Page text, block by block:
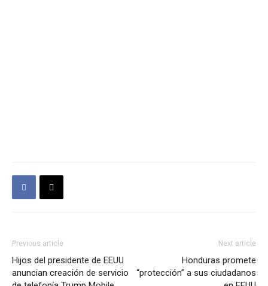
Previous article
Hijos del presidente de EEUU
anuncian creación de servicio
Next article
Honduras promete
“protección” a sus ciudadanos